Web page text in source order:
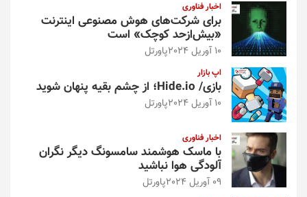
اخبار فناوری
برای شرکت‌های هوش مصنوعی اینترنت
«بیش‌از‌حد کوچک» است
10 آوریل 2024 پاورتل
اپ بازار
بازی/ Hide.io؛ از چشم بقیه پنهان شوید
10 آوریل 2024 پاورتل
اخبار فناوری
با ماسک هوشمند سامسونگ دیگر نگران
آلودگی هوا نباشید
09 آوریل 2024 پاورتل